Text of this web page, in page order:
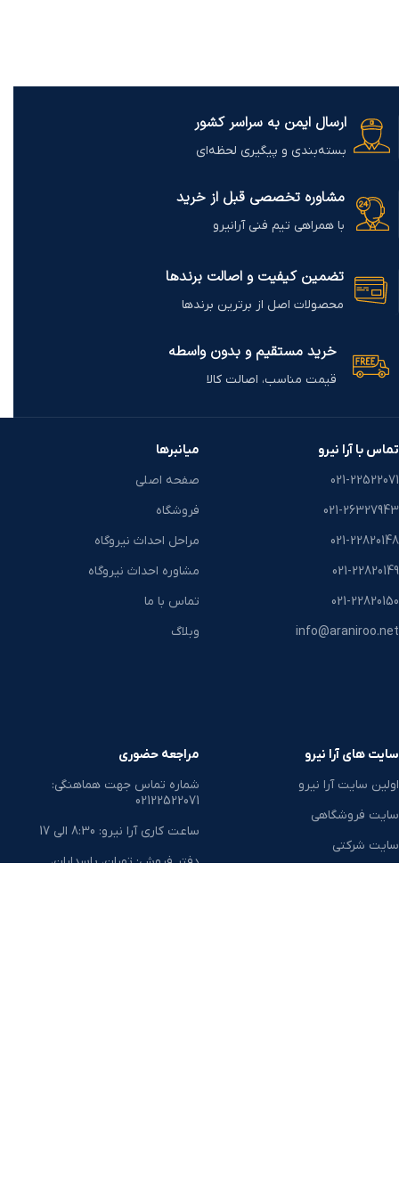
ارسال ایمن به سراسر کشور
بسته‌بندی و پیگیری لحظه‌ای
مشاوره تخصصی قبل از خرید
با همراهی تیم فنی آرانیرو
تضمین کیفیت و اصالت برندها
محصولات اصل از برترین برندها
خرید مستقیم و بدون واسطه
قیمت مناسب، اصالت کالا
تماس با آرا نیرو
021-22522071
021-26327943
021-22820148
021-22820149
021-22820150
info@araniroo.net
میانبرها
صفحه اصلی
فروشگاه
مراحل احداث نیروگاه
مشاوره احداث نیروگاه
تماس با ما
وبلاگ
سایت های آرا نیرو
اولین سایت آرا نیرو
سایت فروشگاهی
سایت شرکتی
مراجعه حضوری
شماره تماس جهت هماهنگی:
02122522071
ساعت کاری آرا نیرو: 8:30 الی 17
دفتر فروش: تهران، پاسداران،